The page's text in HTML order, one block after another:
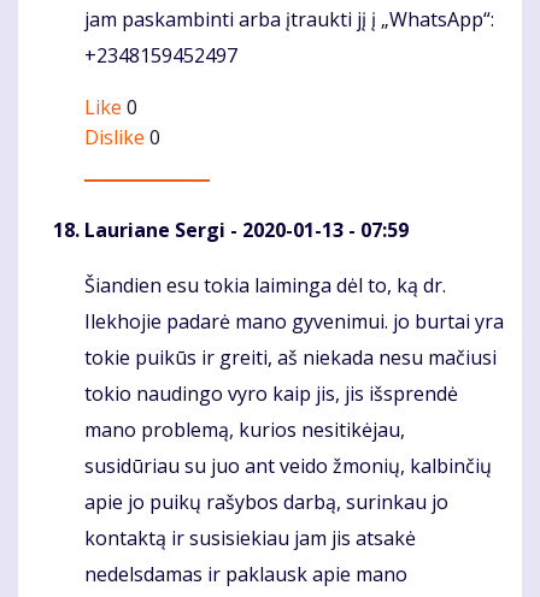
jam paskambinti arba įtraukti jį į „WhatsApp“:
+2348159452497
Like 0
Dislike 0
Lauriane Sergi - 2020-01-13 - 07:59
Komentaras
Šiandien esu tokia laiminga dėl to, ką dr.
Ilekhojie padarė mano gyvenimui. jo burtai yra
tokie puikūs ir greiti, aš niekada nesu mačiusi
tokio naudingo vyro kaip jis, jis išsprendė
mano problemą, kurios nesitikėjau,
susidūriau su juo ant veido žmonių, kalbinčių
apie jo puikų rašybos darbą, surinkau jo
kontaktą ir susisiekiau jam jis atsakė
nedelsdamas ir paklausk apie mano